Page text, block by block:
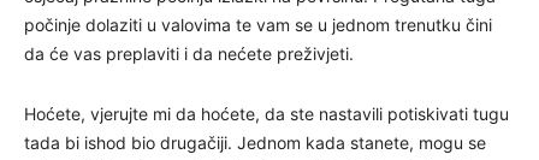
počinje dolaziti u valovima te vam se u jednom trenutku čini
da će vas preplaviti i da nećete preživjeti.
Hoćete, vjerujte mi da hoćete, da ste nastavili potiskivati tugu
tada bi ishod bio drugačiji. Jednom kada stanete, mogu se